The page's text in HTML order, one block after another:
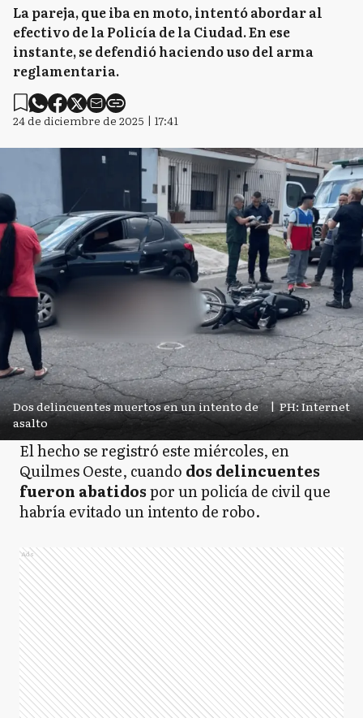
La pareja, que iba en moto, intentó abordar al
efectivo de la Policía de la Ciudad. En ese
instante, se defendió haciendo uso del arma
reglamentaria.
24 de diciembre de 2025 | 17:41
Dos delincuentes muertos en un intento de
asalto
| PH: Internet
El hecho se registró este miércoles, en
Quilmes Oeste, cuando dos delincuentes
fueron abatidospor un policía de civil que
habría evitado un intento de robo.
Ads